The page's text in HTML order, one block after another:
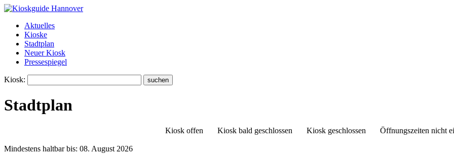
Aktuelles
Kioske
Stadtplan
Neuer Kiosk
Pressespiegel
Kiosk:
Stadtplan
Kiosk offen Kiosk bald geschlossen Kiosk geschlossen Öffnungszeiten nicht
Mindestens haltbar bis: 08. August 2026